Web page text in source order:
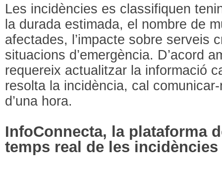
Les incidències es classifiquen
la durada estimada, el nombre de
afectades, l’impacte sobre serveis
situacions d’emergència. D’acord
requereix actualitzar la informació
resolta la incidència, cal
d’una hora.
InfoConnecta, la plataforma
temps real de les incidències